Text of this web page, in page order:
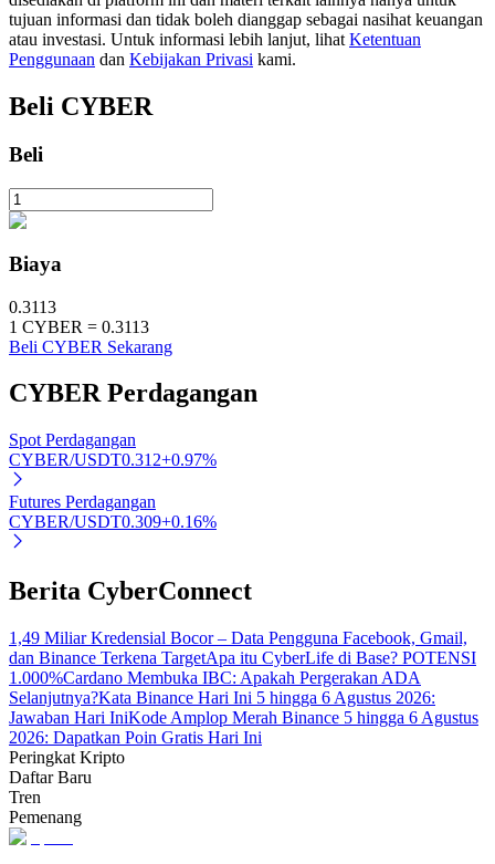
Investasi Otomatis
Pelajari tentang mendapatkan penghasilan pasif
Bitrue
AI
Mitra Bitrue
tujuan informasi dan tidak boleh dianggap sebagai nasihat keuangan
atau investasi. Untuk informasi lebih lanjut, lihat Ketentuan
Penggunaan dan Kebijakan Privasi kami.
Beli CYBER
Beli
Biaya
0.3113
1 CYBER = 0.3113
Beli CYBER Sekarang
CYBER Perdagangan
Spot Perdagangan
CYBER/USDT0.312+0.97%
Futures Perdagangan
CYBER/USDT0.309+0.16%
Berita CyberConnect
1,49 Miliar Kredensial Bocor – Data Pengguna Facebook, Gmail,
dan Binance Terkena TargetApa itu CyberLife di Base? POTENSI
1.000%Cardano Membuka IBC: Apakah Pergerakan ADA
Selanjutnya?Kata Binance Hari Ini 5 hingga 6 Agustus 2026:
Jawaban Hari IniKode Amplop Merah Binance 5 hingga 6 Agustus
2026: Dapatkan Poin Gratis Hari Ini
Peringkat Kripto
Daftar Baru
Tren
Pemenang